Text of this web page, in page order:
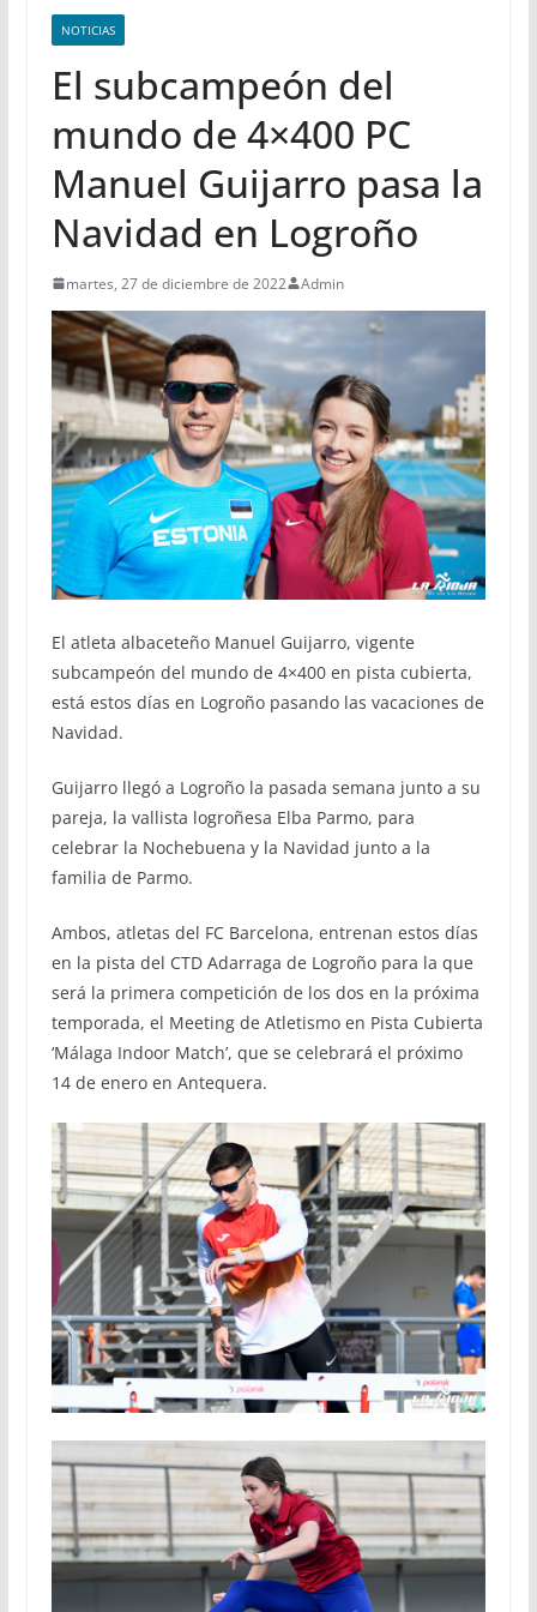
NOTICIAS
El subcampeón del
mundo de 4×400 PC
Manuel Guijarro pasa la
Navidad en Logroño
martes, 27 de diciembre de 2022 Admin
El atleta albaceteño Manuel Guijarro, vigente
subcampeón del mundo de 4×400 en pista cubierta,
está estos días en Logroño pasando las vacaciones de
Navidad.
Guijarro llegó a Logroño la pasada semana junto a su
pareja, la vallista logroñesa Elba Parmo, para
celebrar la Nochebuena y la Navidad junto a la
familia de Parmo.
Ambos, atletas del FC Barcelona, entrenan estos días
en la pista del CTD Adarraga de Logroño para la que
será la primera competición de los dos en la próxima
temporada, el Meeting de Atletismo en Pista Cubierta
‘Málaga Indoor Match’, que se celebrará el próximo
14 de enero en Antequera.